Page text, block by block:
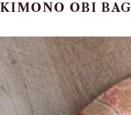
KIMONO OBI BAG